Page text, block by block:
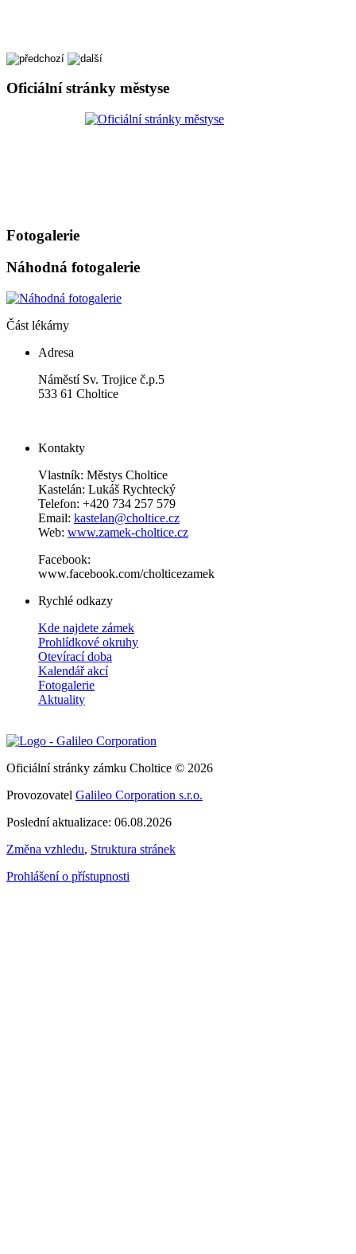
Oficiální stránky městyse
Fotogalerie
Náhodná fotogalerie
Část lékárny
Adresa
Náměstí Sv. Trojice č.p.5
533 61 Choltice
Kontakty
Vlastník: Městys Choltice
Kastelán: Lukáš Rychtecký
Telefon: +420 734 257 579
Email: kastelan@choltice.cz
Web: www.zamek-choltice.cz
Facebook:
www.facebook.com/cholticezamek
Rychlé odkazy
Kde najdete zámek
Prohlídkové okruhy
Otevírací doba
Kalendář akcí
Fotogalerie
Aktuality
Oficiální stránky zámku Choltice © 2026
Provozovatel Galileo Corporation s.r.o.
Poslední aktualizace: 06.08.2026
Změna vzhledu, Struktura stránek
Prohlášení o přístupnosti